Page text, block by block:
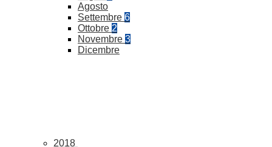
Agosto
Settembre 6
Ottobre 2
Novembre 3
Dicembre
2018